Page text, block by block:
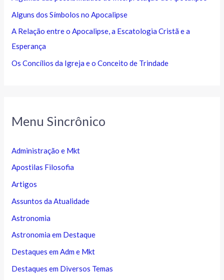
Alguns dos Símbolos no Apocalipse
A Relação entre o Apocalipse, a Escatologia Cristã e a
Esperança
Os Concílios da Igreja e o Conceito de Trindade
Menu Sincrônico
Administração e Mkt
Apostilas Filosofia
Artigos
Assuntos da Atualidade
Astronomia
Astronomia em Destaque
Destaques em Adm e Mkt
Destaques em Diversos Temas